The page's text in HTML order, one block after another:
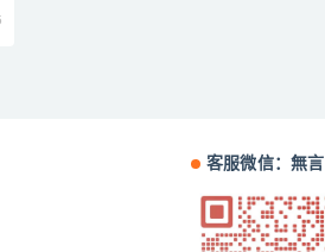
客服微信：無言